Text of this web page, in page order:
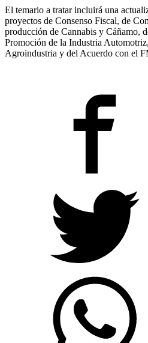
El temario a tratar incluirá una
proyectos de Consenso Fiscal, de
producción de Cannabis y Cáñamo,
Promoción de la Industria
Agroindustria y del Acuerdo con el